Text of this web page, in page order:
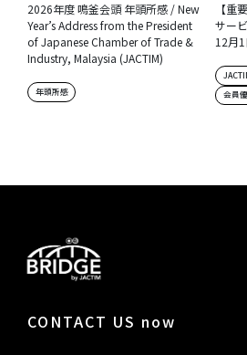
2026年度 鳴釜会頭 年頭所感 / New
Year’s Address from the President
of Japanese Chamber of Trade &
Industry, Malaysia (JACTIM)
年頭所感
【重
サー
12月1
会員
CONTACT US now